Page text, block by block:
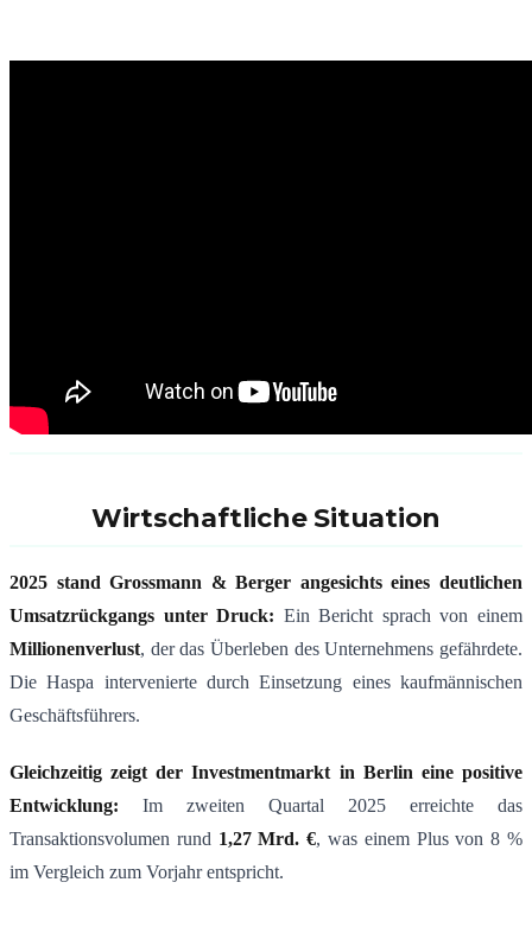
Wirtschaftliche Situation
2025 stand Grossmann & Berger angesichts eines deutlichen
Umsatzrückgangs unter Druck: Ein Bericht sprach von einem
Millionenverlust, der das Überleben des Unternehmens gefährdete.
Die Haspa intervenierte durch Einsetzung eines kaufmännischen
Geschäftsführers.
Gleichzeitig zeigt der Investmentmarkt in Berlin eine positive
Entwicklung: Im zweiten Quartal 2025 erreichte das
Transaktionsvolumen rund 1,27 Mrd. €, was einem Plus von 8 %
im Vergleich zum Vorjahr entspricht.